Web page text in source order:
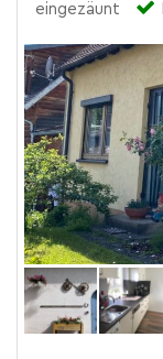
eingezäunt